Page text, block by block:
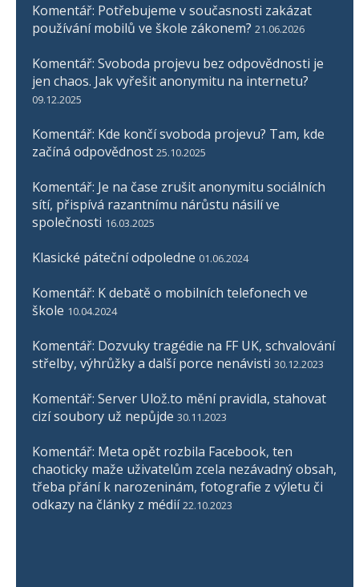
Komentář: Potřebujeme v současnosti zakázat
používání mobilů ve škole zákonem? 21.06.2026
Komentář: Svoboda projevu bez odpovědnosti je
jen chaos. Jak vyřešit anonymitu na internetu?
09.12.2025
Komentář: Kde končí svoboda projevu? Tam, kde
začíná odpovědnost 25.10.2025
Komentář: Je na čase zrušit anonymitu sociálních
sítí, přispívá razantnímu nárůstu násilí ve
společnosti 16.03.2025
Klasické páteční odpoledne 01.06.2024
Komentář: K debatě o mobilních telefonech ve
škole 10.04.2024
Komentář: Dozvuky tragédie na FF UK, schvalování
střelby, výhrůžky a další porce nenávisti 30.12.2023
Komentář: Server Ulož.to mění pravidla, stahovat
cizí soubory už nepůjde 30.11.2023
Komentář: Meta opět rozbila Facebook, ten
chaoticky maže uživatelům zcela nezávadný obsah,
třeba přání k narozeninám, fotografie z výletu či
odkazy na články z médií 22.10.2023